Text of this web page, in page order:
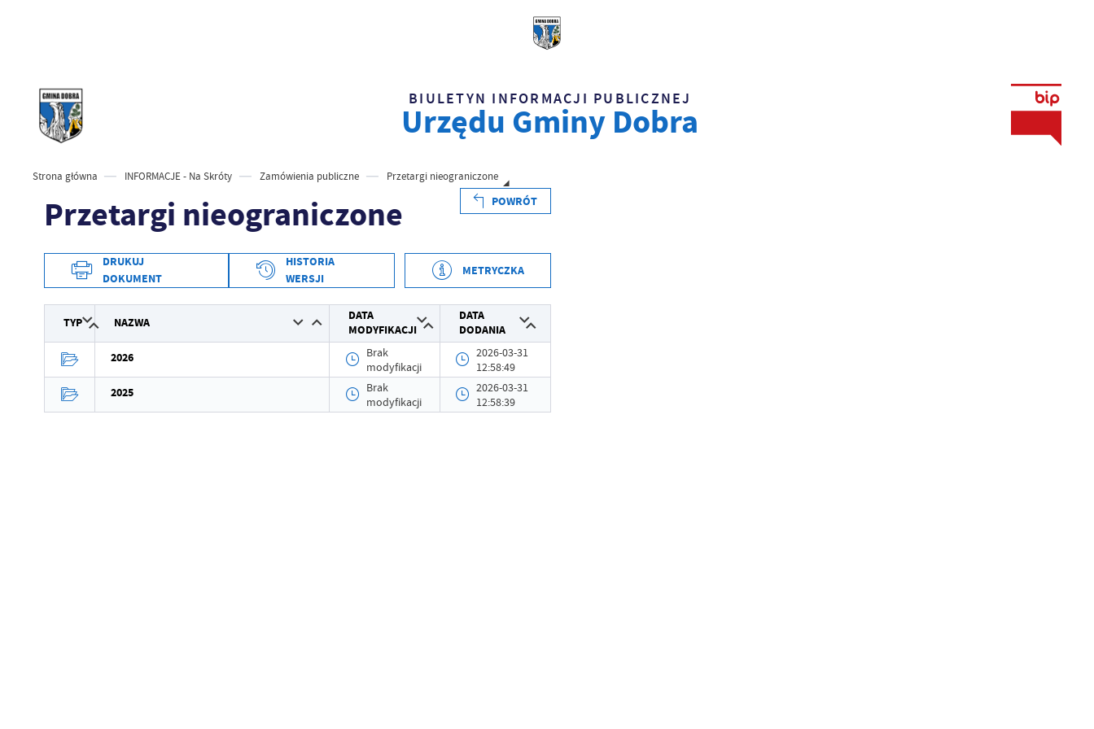
BIULETYN INFORMACJI PUBLICZNEJ
Urzędu Gminy Dobra
Strona główna INFORMACJE - Na Skróty Zamówienia publiczne Przetargi nieograniczone
Przetargi nieograniczone POWRÓT
Data wytworzenia 2026-03-31 12:58:12
Wytworzył Grzegorz Łękowski
2026-03-31 12:58:24
Grzegorz Łękowski
DRUKUJ
DOKUMENT
HISTORIA
WERSJI
METRYCZKA
TYP NAZWA
DATA
MODYFIKACJI
DATA
DODANIA
2026
Brak
modyfikacji
2026-03-31
12:58:49
2025
Brak
modyfikacji
2026-03-31
12:58:39